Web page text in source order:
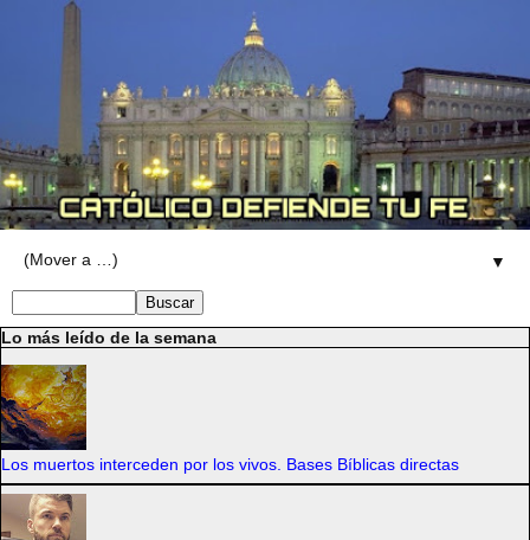
▼
Lo más leído de la semana
Los muertos interceden por los vivos. Bases Bíblicas directas